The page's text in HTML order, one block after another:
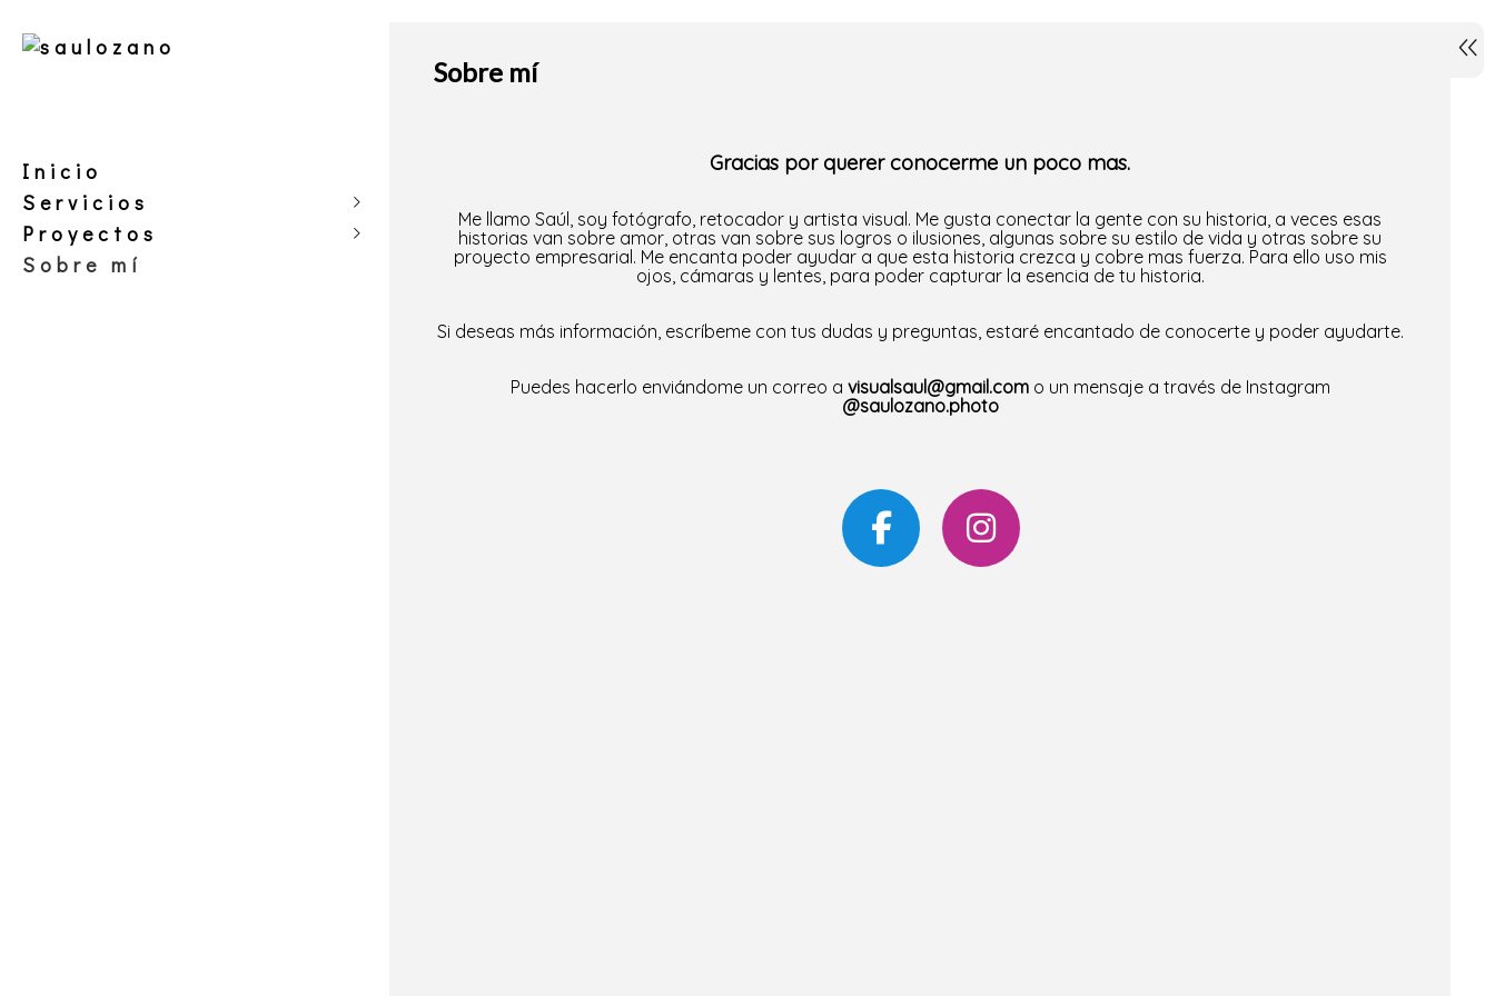
Inicio
Servicios
Tu marca
Historias de amor
Proyectos
verano vs invierno
Sobre mí
Sobre mí
Gracias por querer conocerme un poco mas.
Me llamo Saúl, soy fotógrafo, retocador y artista visual. Me gusta conectar la gente con su historia, a veces esas
historias van sobre amor, otras van sobre sus logros o ilusiones, algunas sobre su estilo de vida y otras sobre su
proyecto empresarial. Me encanta poder ayudar a que esta historia crezca y cobre mas fuerza. Para ello uso mis
ojos, cámaras y lentes, para poder capturar la esencia de tu historia.
Si deseas más información, escríbeme con tus dudas y preguntas, estaré encantado de conocerte y poder ayudarte.
Puedes hacerlo enviándome un correo a visualsaul@gmail.como un mensaje a través de Instagram
@saulozano.photo